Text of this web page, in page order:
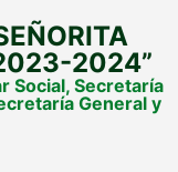
2024”
Social, Secretaría
General y